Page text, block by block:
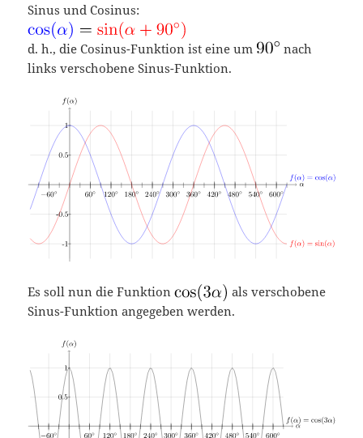
Sinus und Cosinus:
d. h., die Cosinus-Funktion ist eine um
nach
links verschobene Sinus-Funktion.
Es soll nun die Funktion
als verschobene
Sinus-Funktion angegeben werden.